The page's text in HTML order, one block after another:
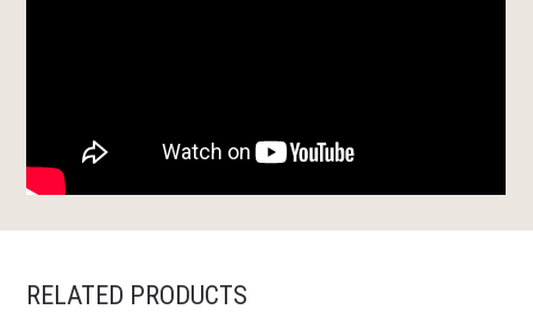
RELATED PRODUCTS